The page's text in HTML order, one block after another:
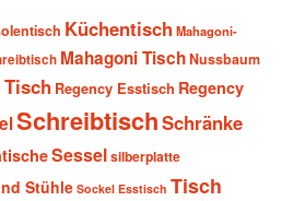
Küchentisch Mahagoni-
Mahagoni TischNussbaum
Regency Esstisch Regency
SchreibtischSchränke
Sesselsilberplatte
Stühle Sockel Esstisch Tisch